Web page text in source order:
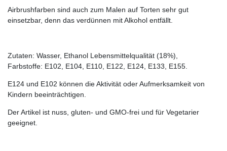
Airbrushfarben sind auch zum Malen auf Torten sehr gut
einsetzbar, denn das verdünnen mit Alkohol entfällt.
Zutaten: Wasser, Ethanol Lebensmittelqualität (18%),
Farbstoffe: E102, E104, E110, E122, E124, E133, E155.
E124 und E102 können die Aktivität oder Aufmerksamkeit von
Kindern beeinträchtigen.
Der Artikel ist nuss, gluten- und GMO-frei und für Vegetarier
geeignet.